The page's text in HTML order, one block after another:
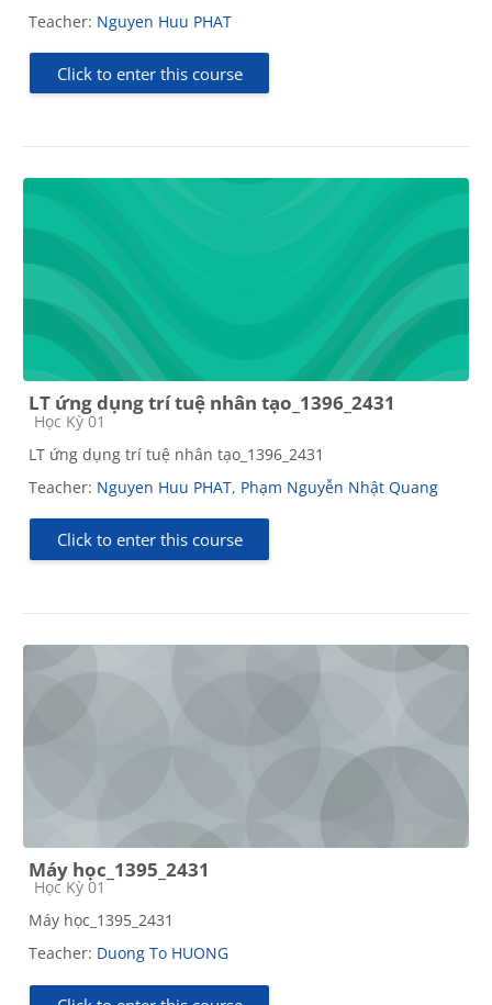
Teacher: Nguyen Huu PHAT
Click to enter this course
LT ứng dụng trí tuệ nhân tạo_1396_2431
Course category
Học Kỳ 01
LT ứng dụng trí tuệ nhân tạo_1396_2431
Teacher: Nguyen Huu PHAT, Phạm Nguyễn Nhật Quang
Click to enter this course
Máy học_1395_2431
Course category
Học Kỳ 01
Máy học_1395_2431
Teacher: Duong To HUONG